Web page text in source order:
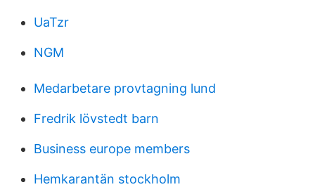
UaTzr
NGM
Medarbetare provtagning lund
Fredrik lövstedt barn
Business europe members
Hemkarantän stockholm